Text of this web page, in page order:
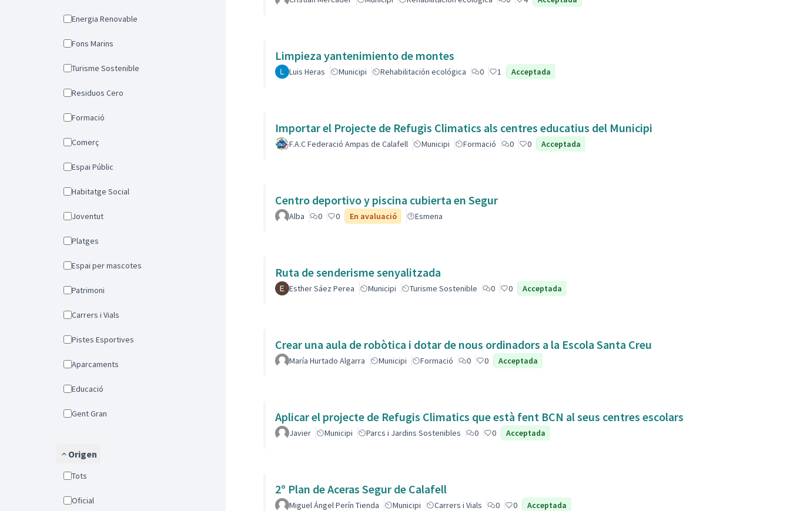
Energia Renovable
Fons Marins
Turisme Sostenible
Residuos Cero
Formació
Comerç
Espai Públic
Habitatge Social
Joventut
Platges
Espai per mascotes
Patrimoni
Carrers i Vials
Pistes Esportives
Aparcaments
Educació
Gent Gran
Origen
Tots
Oficial
Limpieza yantenimiento de montes
Luis Heras Municipi Rehabilitación ecológica 0 1 Acceptada
Importar el Projecte de Refugis Climatics als centres educatius del Municipi
F.A.C Federació Ampas de Calafell Municipi Formació 0 0 Acceptada
Centro deportivo y piscina cubierta en Segur
Alba 0 0 En avaluació Esmena
Ruta de senderisme senyalitzada
Esther Sáez Perea Municipi Turisme Sostenible 0 0 Acceptada
Crear una aula de robòtica i dotar de nous ordinadors a la Escola Santa Creu
María Hurtado Algarra Municipi Formació 0 0 Acceptada
Aplicar el projecte de Refugis Climatics que està fent BCN al seus centres escolars
Javier Municipi Parcs i Jardins Sostenibles 0 0 Acceptada
2º Plan de Aceras Segur de Calafell
Miguel Ángel Perín Tienda Municipi Carrers i Vials 0 0 Acceptada